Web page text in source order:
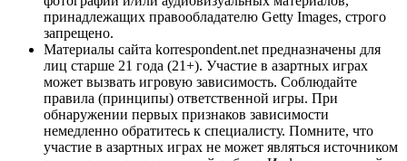
принадлежащих правообладателю Getty Images, строго
запрещено.
Материалы сайта korrespondent.net предназначены для
лиц старше 21 года (21+). Участие в азартных играх
может вызвать игровую зависимость. Соблюдайте
правила (принципы) ответственной игры. При
обнаружении первых признаков зависимости
немедленно обратитесь к специалисту. Помните, что
участие в азартных играх не может являться источником